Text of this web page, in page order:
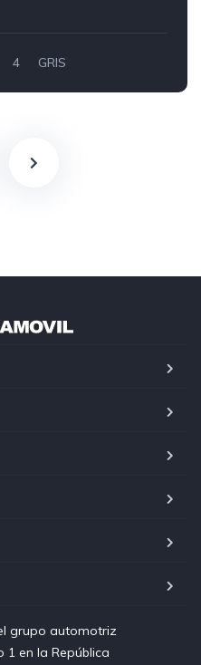
4 GRIS
grupo automotriz
1 en la República